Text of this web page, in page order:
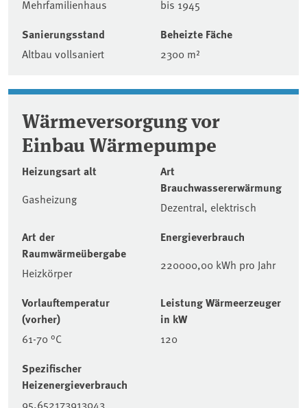
Mehrfamilienhaus bis 1945
Sanierungsstand
Altbau vollsaniert
Beheizte Fäche
2300 m²
Wärmeversorgung vor
Einbau Wärmepumpe
Heizungsart alt
Gasheizung
Art
Brauchwassererwärmung
Dezentral, elektrisch
Art der
Raumwärmeübergabe
Heizkörper
Energieverbrauch
220000,00 kWh pro Jahr
Vorlauftemperatur
(vorher)
61-70 °C
Leistung Wärmeerzeuger
in kW
120
Spezifischer
Heizenergieverbrauch
95.652173913043